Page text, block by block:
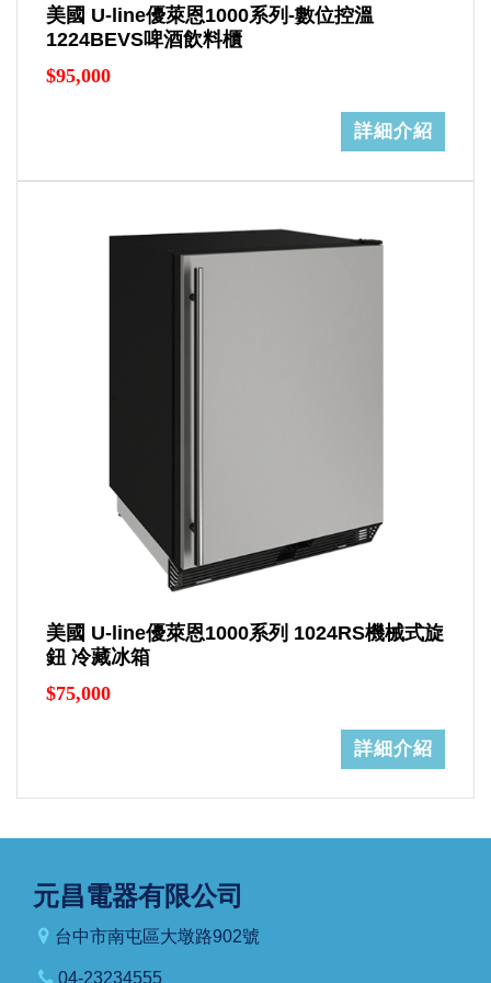
美國 U-line優萊恩1000系列-數位控溫
1224BEVS啤酒飲料櫃
$95,000
詳細介紹
美國 U-line優萊恩1000系列 1024RS機械式旋
鈕 冷藏冰箱
$75,000
詳細介紹
元昌電器有限公司
台中市南屯區大墩路902號
04-23234555